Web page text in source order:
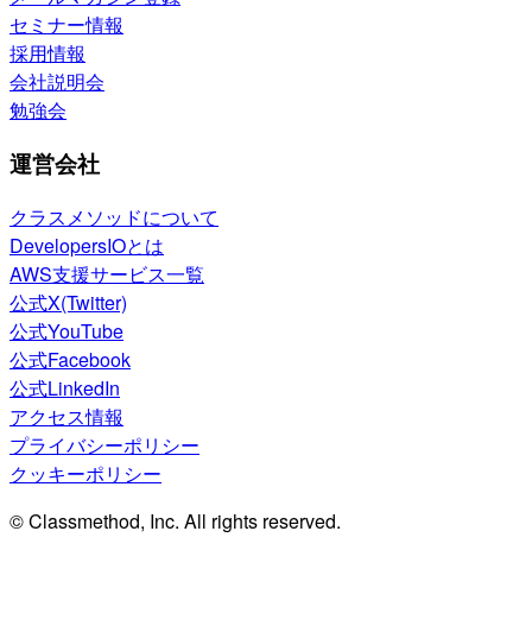
セミナー情報
採用情報
会社説明会
勉強会
運営会社
クラスメソッドについて
DevelopersIOとは
AWS支援サービス一覧
公式X(Twitter)
公式YouTube
公式Facebook
公式LinkedIn
アクセス情報
プライバシーポリシー
クッキーポリシー
© Classmethod, Inc. All rights reserved.